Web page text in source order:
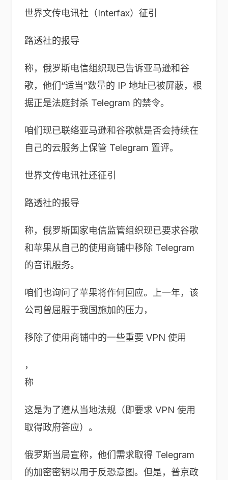
世界文传电讯社（Interfax）征引
路透社的报导
称，俄罗斯电信组织现已告诉亚马逊和谷
歌，他们“适当”数量的 IP 地址已被屏蔽，根
据正是法庭封杀 Telegram 的禁令。
咱们现已联络亚马逊和谷歌就是否会持续在
自己的云服务上保管 Telegram 置评。
世界文传电讯社还征引
路透社的报导
称，俄罗斯国家电信监管组织现已要求谷歌
和苹果从自己的使用商铺中移除 Telegram
的音讯服务。
咱们也询问了苹果将作何回应。上一年，该
公司曾屈服于我国施加的压力，
移除了使用商铺中的一些重要 VPN 使用
，
称
这是为了遵从当地法规（即要求 VPN 使用
取得政府答应）。
俄罗斯当局宣称，他们需求取得 Telegram
的加密密钥以用于反恐意图。但是，普京政